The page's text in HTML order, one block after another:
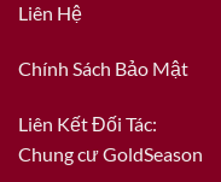
Liên Hệ
Chính Sách Bảo Mật
Liên Kết Đối Tác:
Chung cư GoldSeason